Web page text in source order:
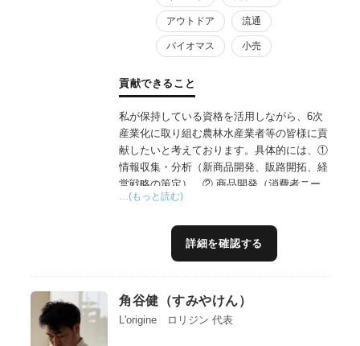
アウトドア 流通
バイオマス 小売
貢献できること
私が保持している資格を活用しながら、6次
産業化に取り組む農林水産業者等の皆様に貢
献したいと考えております。具体的には、①
情報収集・分析（新商品開発、販路開拓、経
営戦略の策定）、② 商品開発（消費者ニー
ズや市場動向を分析し、ニーズに合致した新
のネーミングやパッケージデザイン、広告文
案なども作成支援、インフルエンサーマーケ
ーケティング戦略を立案・実行、SNSやWeb
サイトなどを活用した販促活動）、④人材育
…(もっと読む)
詳細を確認する
角谷健（すみやけん）
L'origine ロリジン 代表